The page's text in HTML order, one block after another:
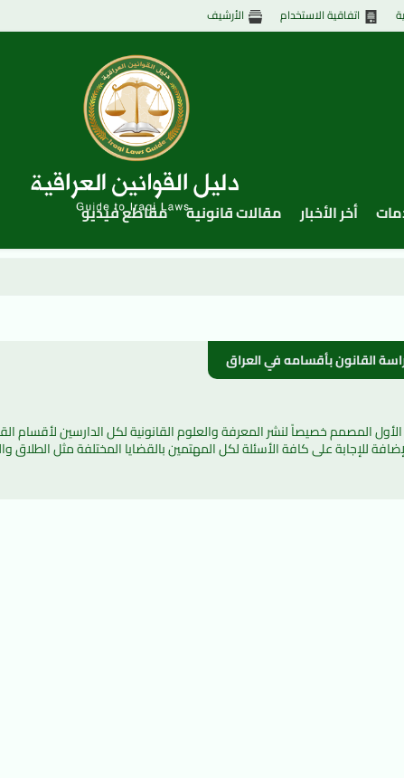
اتفاقية الاستخدام الأرشيف
أخر الأخبار مقالات قانونية مقاطع فيديو
القانون بأقسامه في العراق
للإجابة على كافة الأسئلة لكل المهتمين بالقضايا المختلفة مثل الطلاق